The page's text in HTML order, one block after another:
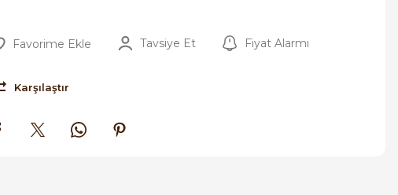
Tavsiye Et Fiyat Alarmı
Karşılaştır